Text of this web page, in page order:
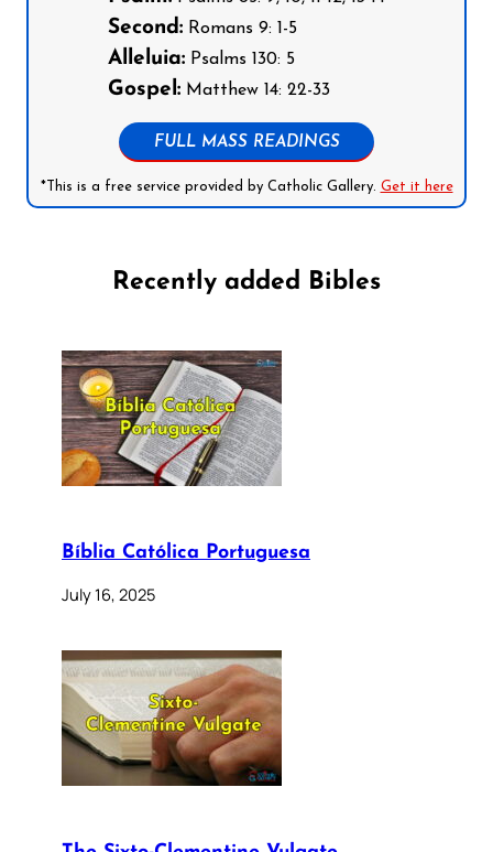
Second: Romans 9: 1-5
Alleluia: Psalms 130: 5
Gospel: Matthew 14: 22-33
FULL MASS READINGS
*This is a free service provided by Catholic Gallery. Get it here
Recently added Bibles
Bíblia Católica Portuguesa
July 16, 2025